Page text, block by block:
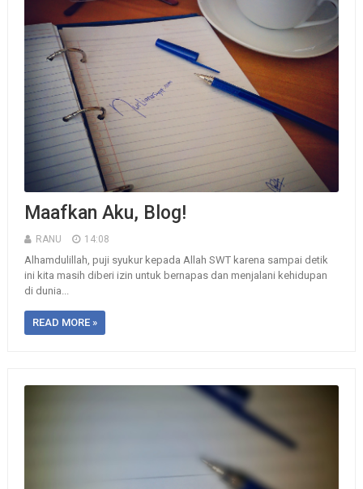
Maafkan Aku, Blog!
RANU 14:08
Alhamdulillah, puji syukur kepada Allah SWT karena sampai detik
ini kita masih diberi izin untuk bernapas dan menjalani kehidupan
di dunia...
READ MORE »